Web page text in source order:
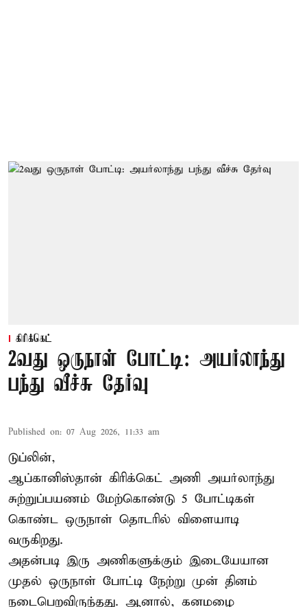
கிரிக்கெட்
2வது ஒருநாள் போட்டி: அயர்லாந்து
பந்து வீச்சு தேர்வு
Published on: 07 Aug 2026, 11:33 am
டுப்லின்,
ஆப்கானிஸ்தான் கிரிக்கெட் அணி அயர்லாந்து
சுற்றுப்பயணம் மேற்கொண்டு 5 போட்டிகள்
கொண்ட ஒருநாள் தொடரில் விளையாடி
வருகிறது.
அதன்படி இரு அணிகளுக்கும் இடையேயான
முதல் ஒருநாள் போட்டி நேற்று முன் தினம்
நடைபெறவிருந்தது. ஆனால், கனமழை